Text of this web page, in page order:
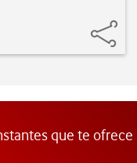
que te ofrece